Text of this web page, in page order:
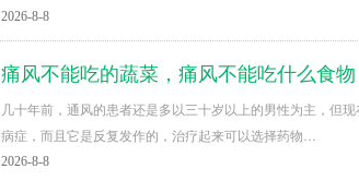
2026-8-8
痛风不能吃的蔬菜，痛风不能吃什么食物
几十年前，通风的患者还是多以三十岁以上的男性为主，但
病症，而且它是反复发作的，治疗起来可以选择药物…
2026-8-8